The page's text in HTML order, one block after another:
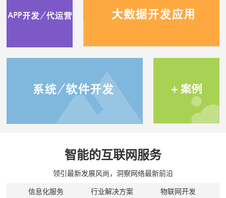
智能的互联网服务
领引最新发展风尚，洞察网络最新前沿
信息化服务 行业解决方案 物联网开发